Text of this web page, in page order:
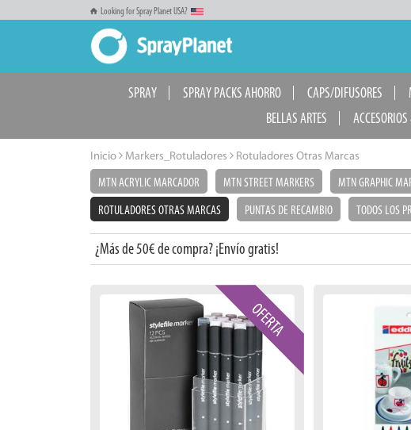
Looking for Spray Planet USA?
SPRAY SPRAY PACKS AHORRO CAPS/DIFUSORES
BELLAS ARTES
Inicio Markers_Rotuladores Rotuladores Otras Marcas
MTN ACRYLIC MARCADOR MTN STREET MARKERS MTN GRAPHIC
ROTULADORES OTRAS MARCAS
PUNTAS DE RECAMBIO TODOS LOS
¿Más de 50€ de compra? ¡Envío gratis!